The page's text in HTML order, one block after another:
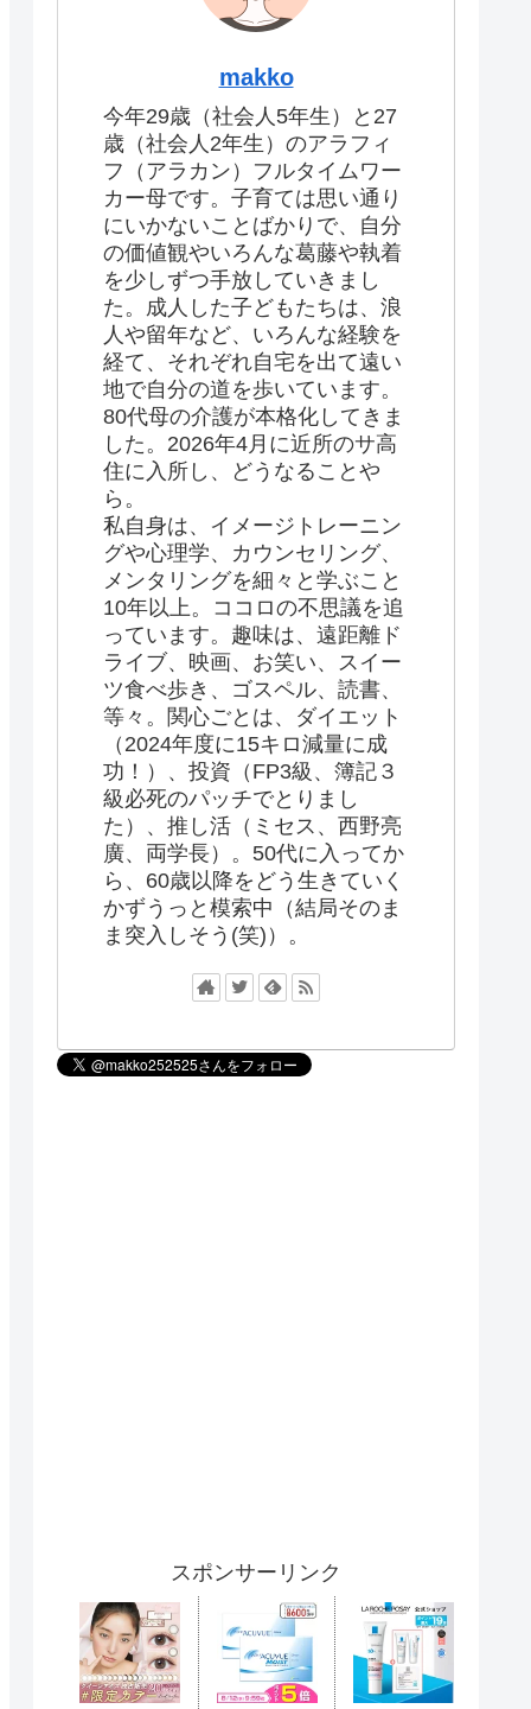
makko
今年29歳（社会人5年生）と27
歳（社会人2年生）のアラフィ
フ（アラカン）フルタイムワー
カー母です。子育ては思い通り
にいかないことばかりで、自分
の価値観やいろんな葛藤や執着
を少しずつ手放していきまし
た。成人した子どもたちは、浪
人や留年など、いろんな経験を
経て、それぞれ自宅を出て遠い
地で自分の道を歩いています。
80代母の介護が本格化してきま
した。2026年4月に近所のサ高
住に入所し、どうなることや
ら。
私自身は、イメージトレーニン
グや心理学、カウンセリング、
メンタリングを細々と学ぶこと
10年以上。ココロの不思議を追
っています。趣味は、遠距離ド
ライブ、映画、お笑い、スイー
ツ食べ歩き、ゴスペル、読書、
等々。関心ごとは、ダイエット
（2024年度に15キロ減量に成
功！）、投資（FP3級、簿記３
級必死のパッチでとりまし
た）、推し活（ミセス、西野亮
廣、両学長）。50代に入ってか
ら、60歳以降をどう生きていく
かずうっと模索中（結局そのま
ま突入しそう(笑)）。
スポンサーリンク